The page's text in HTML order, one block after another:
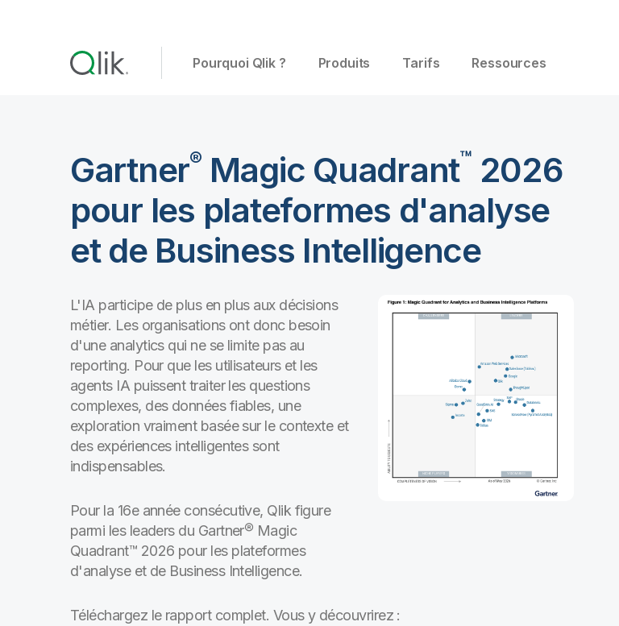
Pourquoi Qlik ? Produits Tarifs Ressources
Gartner®Magic Quadrant™2026
pour les plateformes d'analyse
et de Business Intelligence
L'IA participe de plus en plus aux décisions
métier. Les organisations ont donc besoin
d'une analytics qui ne se limite pas au
reporting. Pour que les utilisateurs et les
agents IA puissent traiter les questions
complexes, des données fiables, une
exploration vraiment basée sur le contexte et
des expériences intelligentes sont
indispensables.
Pour la 16e année consécutive, Qlik figure
parmi les leaders du Gartner® Magic
Quadrant™ 2026 pour les plateformes
d'analyse et de Business Intelligence.
Téléchargez le rapport complet. Vous y découvrirez :